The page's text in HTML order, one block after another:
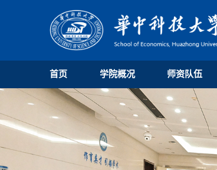
首页 学院概况 师资队伍